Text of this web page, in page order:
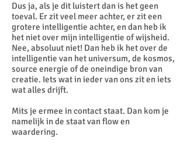
Dus ja, als je dit luistert dan is het geen
toeval. Er zit veel meer achter, er zit een
grotere intelligentie achter, en dan heb ik
het niet over mijn intelligentie of wijsheid.
Nee, absoluut niet! Dan heb ik het over de
intelligentie van het universum, de kosmos,
source energie of de oneindige bron van
creatie. Iets wat in ieder van ons zit en iets
wat alles drijft.
Mits je ermee in contact staat. Dan kom je
namelijk in de staat van flow en
waardering.